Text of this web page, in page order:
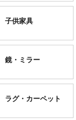
子供家具
鏡・ミラー
ラグ・カーペット